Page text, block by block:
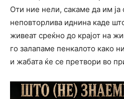
Оти ние нели, сакаме да им ја
неповторлива иднина каде
живеат среќно до крајот на
го залапаме пенкалото како
и жабата ќе се претвори во